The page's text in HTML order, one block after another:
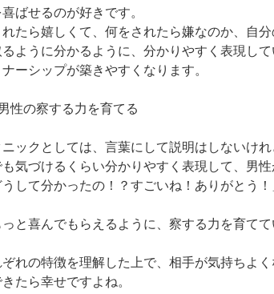
ばせるのが好きです。
たら嬉しくて、何をされたら嫌なのか、自
ように分かるように、分かりやすく表現して
ーシップが築きやすくなります。
性の察する力を育てる
ックとしては、言葉にして説明はしないけれ
気づけるくらい分かりやすく表現して、男性
して分かったの！？すごいね！ありがとう！
と喜んでもらえるように、察する力を育てて
れの特徴を理解した上で、相手が気持ちよ
たら幸せですよね。